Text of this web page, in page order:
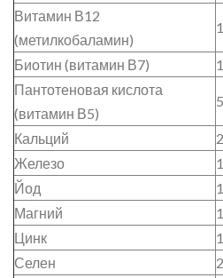
Витамин В12
(метилкобаламин)
Биотин (витамин В7)
Пантотеновая кислота
(витамин В5)
Кальций
Железо
Йод
Магний
Цинк
Селен